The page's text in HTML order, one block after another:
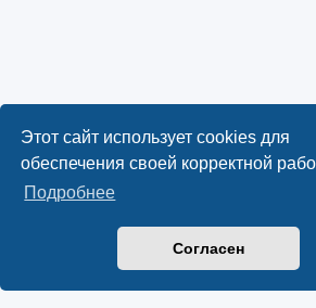
Этот сайт использует cookies для
обеспечения своей корректной
Подробнее
Согласен